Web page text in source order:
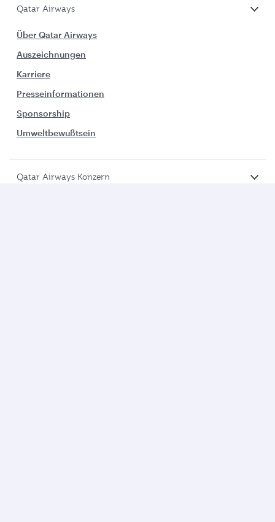
Qatar Airways
Über Qatar Airways
Auszeichnungen
Karriere
Presseinformationen
Sponsorship
Umweltbewußtsein
Qatar Airways Konzern